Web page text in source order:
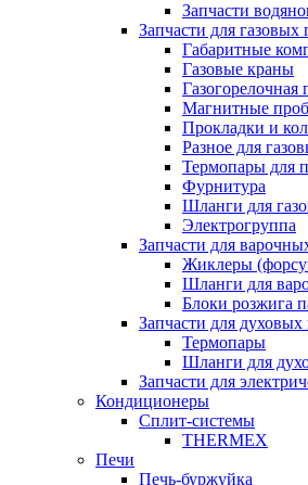
Запчасти
Запчасти для газовых
Габаритные
Газовые краны
Газогорелочная
Магнитные
Прокладки и
Разное для
Термопары для
Фурнитура
Шланги для
Электрогруппа
Запчасти для
Жиклеры
Шланги для
Блоки розжига
Запчасти для
Термопары
Шланги для
Запчасти для
Кондиционеры
Сплит-системы
THERMEX
Печи
Печь-буржуйка